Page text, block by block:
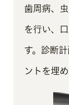
歯周病、
を行い、
す。診断
ントを埋め